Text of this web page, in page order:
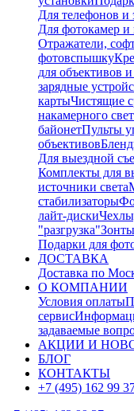
Для телефонов
Для фотокамер
Отражатели,
фотовспышку
для объективов
зарядные
картыЧистящие
накамерного
байонетПульты
объективов
Для выездной
Комплекты для
источники света
стабилизаторы
лайт-диски
"разгрузка"Зонты
Подарки для
ДОСТАВКА
Доставка по
О КОМПАНИИ
Условия оплаты
сервис
задаваемые
АКЦИИ И
БЛОГ
КОНТАКТЫ
+7 (495) 162 99